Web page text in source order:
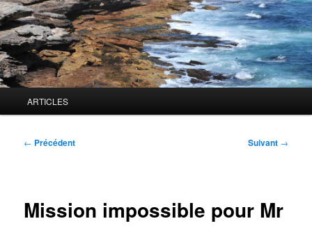
principal
ARTICLES
Navigation
← Précédent Suivant →
Mission impossible pour Mr